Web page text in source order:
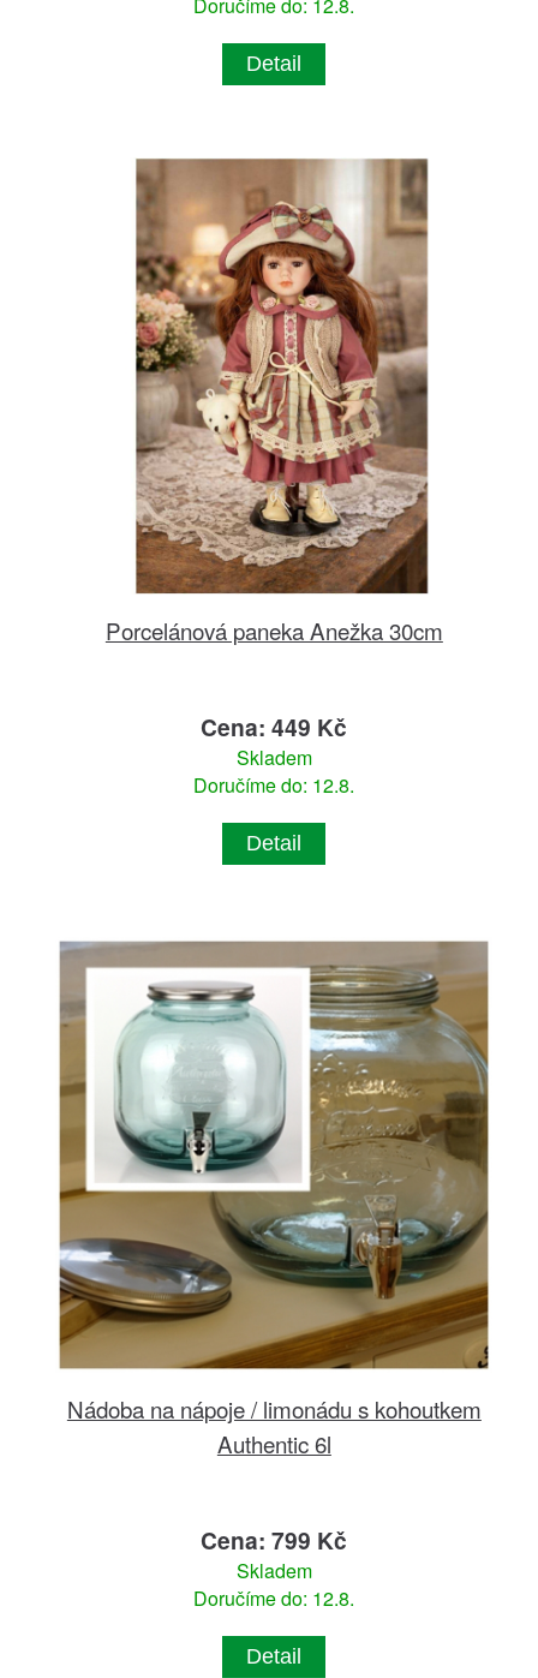
Detail
Porcelánová paneka Anežka 30cm
Cena: 449 Kč
Skladem
Doručíme do: 12.8.
Detail
Nádoba na nápoje / limonádu s kohoutkem
Authentic 6l
Cena: 799 Kč
Skladem
Doručíme do: 12.8.
Detail